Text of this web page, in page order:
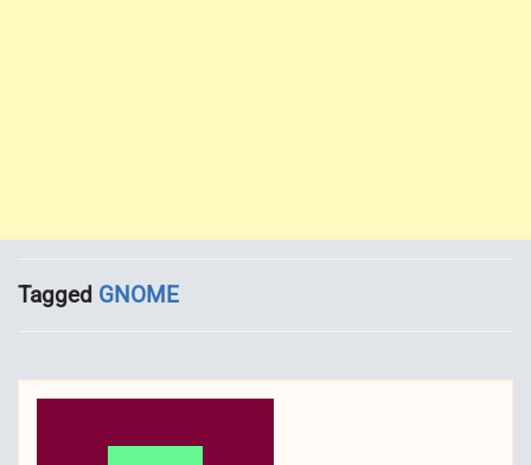
Tagged GNOME